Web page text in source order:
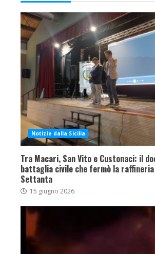
Notizie dalla Sicilia
Tra Macari, San Vito e Custonaci: il
battaglia civile che fermò la
Settanta
15 giugno 2026